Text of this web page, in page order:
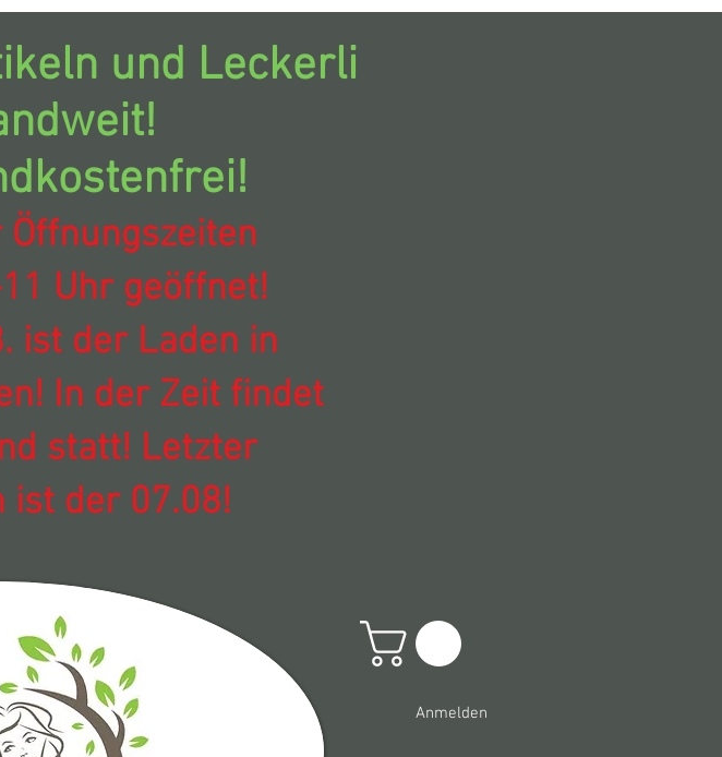
und Leckerli
Uhr geöffnet!
ist der Laden in
In der Zeit findet
statt! Letzter
ist der 07.08!
Anmelden